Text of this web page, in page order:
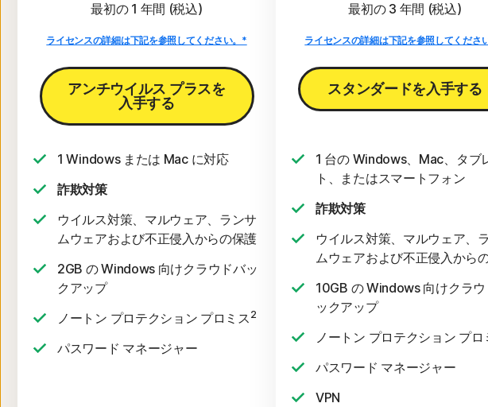
最初の 1 年間 (税込)
ライセンスの詳細は下記を参照してください。*
アンチウイルス プラスを
入手する
1 Windows または Mac に対応
詐欺対策
ウイルス対策、マルウェア、ランサ
ムウェアおよび不正侵入からの保護
2GB の Windows 向けクラウドバッ
クアップ
ノートン プロテクション プロミス 2
パスワード マネージャー
最初の 3 年間 (税込)
ライセンスの詳細は下記を参照してくださ
スタンダードを入手する
1 台の Windows、Mac、タブ
ト、またはスマートフォン
詐欺対策
ウイルス対策、マルウェア、
ムウェアおよび不正侵入から
10GB の Windows 向けクラ
ックアップ
ノートン プロテクション プロ
パスワード マネージャー
VPN